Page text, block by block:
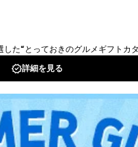
訂正」等の請求につ
情報について利用目的
滞なくこれに応じま
に該当する場合は、
きません。そのとき
するとともに、理由を
み放題！
FOR IOS
ANDROID